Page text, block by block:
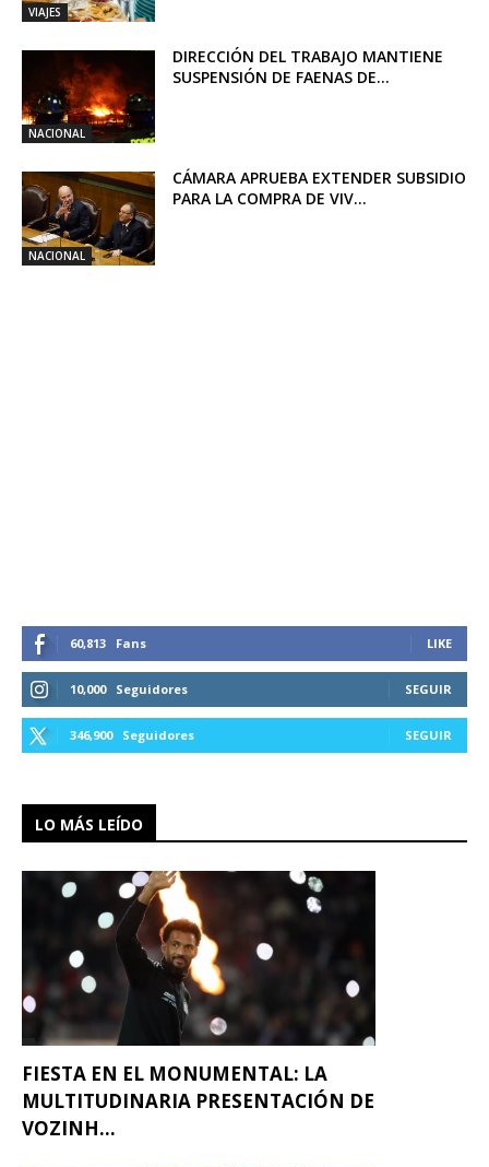
VIAJES
NACIONAL
DIRECCIÓN DEL TRABAJO MANTIENE
SUSPENSIÓN DE FAENAS DE...
NACIONAL
CÁMARA APRUEBA EXTENDER SUBSIDIO
PARA LA COMPRA DE VIV...
60,813 Fans LIKE
10,000 Seguidores SEGUIR
346,900 Seguidores SEGUIR
LO MÁS LEÍDO
FIESTA EN EL MONUMENTAL: LA
MULTITUDINARIA PRESENTACIÓN DE
VOZINH...